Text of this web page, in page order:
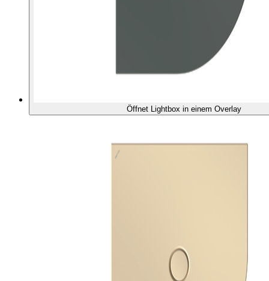
Öffnet Lightbox in einem Overlay